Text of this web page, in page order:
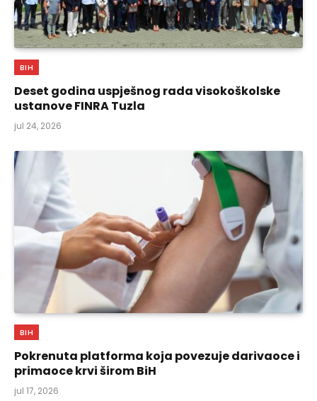
BIH
Deset godina uspješnog rada visokoškolske
ustanove FINRA Tuzla
jul 24, 2026
BIH
Pokrenuta platforma koja povezuje darivaoce i
primaoce krvi širom BiH
jul 17, 2026